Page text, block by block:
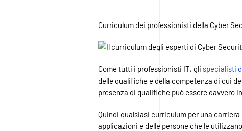
Curriculum dei professionisti della Cyber
Come tutti i professionisti IT, gli specialisti
delle qualifiche e della competenza di cui
presenza di qualifiche può essere davvero
Quindi qualsiasi curriculum per una
applicazioni e delle persone che le